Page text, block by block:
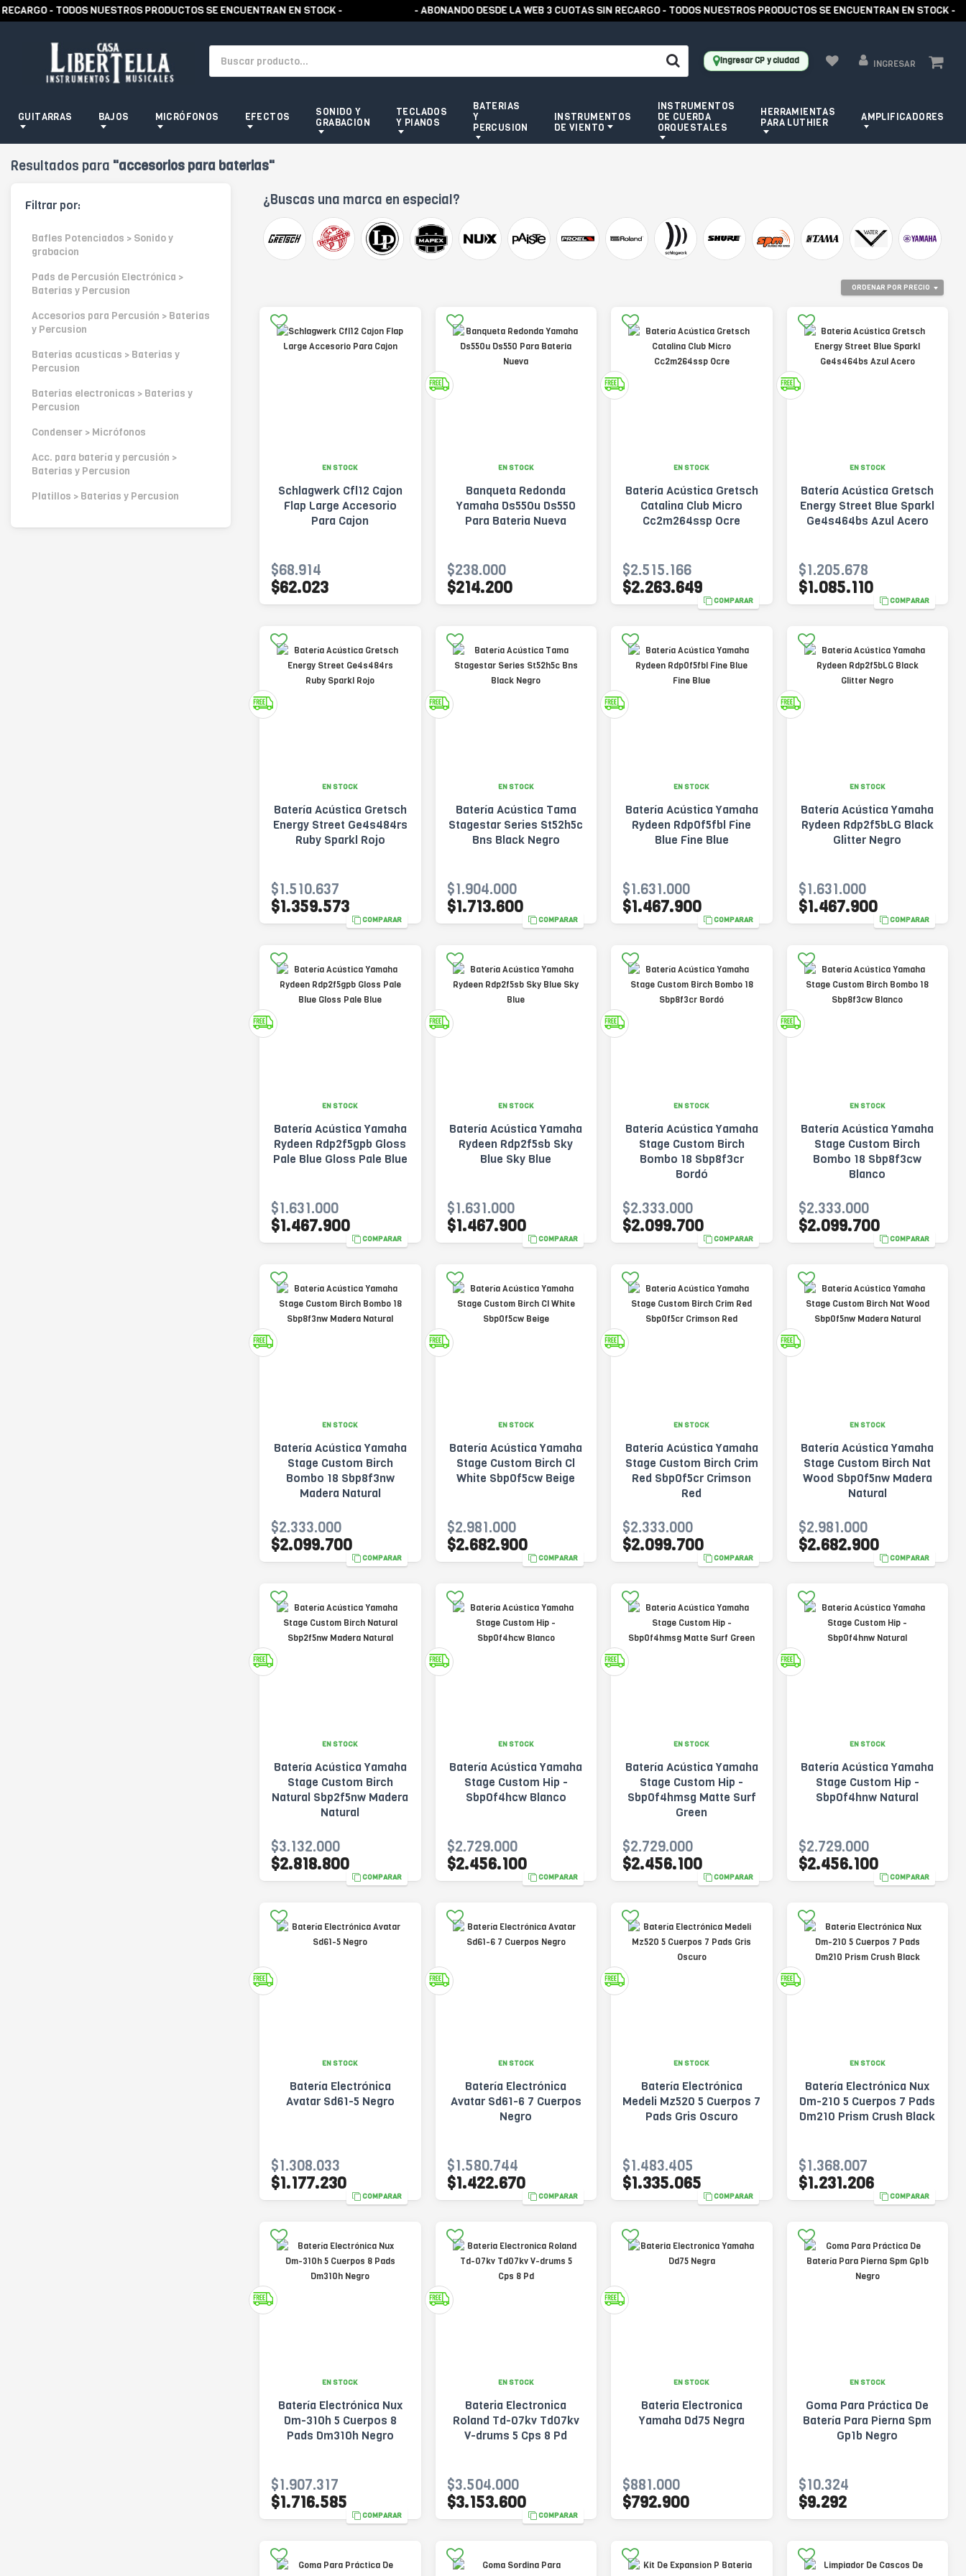
- TODOS NUESTROS PRODUCTOS SE ENCUENTRAN EN STOCK - - ABONANDO DESDE LA WEB 3 CUOTAS SIN RECARGO - TODOS NUESTROS PRODUCTOS SE ENCUENTRAN EN STOCK -
Ingresar CP y ciudad INGRESAR
GUITARRAS BAJOS MICRÓFONOS EFECTOS
SONIDO Y
GRABACION
TECLADOS
Y PIANOS
BATERIAS
Y
PERCUSION
INSTRUMENTOS
DE VIENTO
INSTRUMENTOS
DE CUERDA
ORQUESTALES
HERRAMIENTAS
PARA LUTHIER
AMPLIFICADORES
Resultados para "accesorios para baterias"
Filtrar por:
Bafles Potenciados > Sonido y
grabacion
Pads de Percusión Electrónica >
Baterias y Percusion
Accesorios para Percusión > Baterias
y Percusion
Baterias acusticas > Baterias y
Percusion
Baterias electronicas > Baterias y
Percusion
Condenser > Micrófonos
Acc. para batería y percusión >
Baterias y Percusion
Platillos > Baterias y Percusion
¿Buscas una marca en especial?
ORDENAR POR PRECIO
EN STOCK
Schlagwerk Cfl12 Cajon
Flap Large Accesorio
Para Cajon
$68.914
$62.023
EN STOCK
Banqueta Redonda
Yamaha Ds550u Ds550
Para Bateria Nueva
$238.000
$214.200
EN STOCK
Batería Acústica Gretsch
Catalina Club Micro
Cc2m264ssp Ocre
$2.515.166
$2.263.649
COMPARAR
EN STOCK
Batería Acústica Gretsch
Energy Street Blue Sparkl
Ge4s464bs Azul Acero
$1.205.678
$1.085.110
COMPARAR
EN STOCK
Batería Acústica Gretsch
Energy Street Ge4s484rs
Ruby Sparkl Rojo
$1.510.637
$1.359.573
COMPARAR
EN STOCK
Batería Acústica Tama
Stagestar Series St52h5c
Bns Black Negro
$1.904.000
$1.713.600
COMPARAR
EN STOCK
Batería Acústica Yamaha
Rydeen Rdp0f5fbl Fine
Blue Fine Blue
$1.631.000
$1.467.900
COMPARAR
EN STOCK
Batería Acústica Yamaha
Rydeen Rdp2f5bLG Black
Glitter Negro
$1.631.000
$1.467.900
COMPARAR
EN STOCK
Batería Acústica Yamaha
Rydeen Rdp2f5gpb Gloss
Pale Blue Gloss Pale Blue
$1.631.000
$1.467.900
COMPARAR
EN STOCK
Batería Acústica Yamaha
Rydeen Rdp2f5sb Sky
Blue Sky Blue
$1.631.000
$1.467.900
COMPARAR
EN STOCK
Batería Acústica Yamaha
Stage Custom Birch
Bombo 18 Sbp8f3cr
Bordó
$2.333.000
$2.099.700
COMPARAR
EN STOCK
Batería Acústica Yamaha
Stage Custom Birch
Bombo 18 Sbp8f3cw
Blanco
$2.333.000
$2.099.700
COMPARAR
EN STOCK
Batería Acústica Yamaha
Stage Custom Birch
Bombo 18 Sbp8f3nw
Madera Natural
$2.333.000
$2.099.700
COMPARAR
EN STOCK
Batería Acústica Yamaha
Stage Custom Birch Cl
White Sbp0f5cw Beige
$2.981.000
$2.682.900
COMPARAR
EN STOCK
Batería Acústica Yamaha
Stage Custom Birch Crim
Red Sbp0f5cr Crimson
Red
$2.333.000
$2.099.700
COMPARAR
EN STOCK
Batería Acústica Yamaha
Stage Custom Birch Nat
Wood Sbp0f5nw Madera
Natural
$2.981.000
$2.682.900
COMPARAR
EN STOCK
Batería Acústica Yamaha
Stage Custom Birch
Natural Sbp2f5nw Madera
Natural
$3.132.000
$2.818.800
COMPARAR
EN STOCK
Batería Acústica Yamaha
Stage Custom Hip -
Sbp0f4hcw Blanco
$2.729.000
$2.456.100
COMPARAR
EN STOCK
Batería Acústica Yamaha
Stage Custom Hip -
Sbp0f4hmsg Matte Surf
Green
$2.729.000
$2.456.100
COMPARAR
EN STOCK
Batería Acústica Yamaha
Stage Custom Hip -
Sbp0f4hnw Natural
$2.729.000
$2.456.100
COMPARAR
EN STOCK
Batería Electrónica
Avatar Sd61-5 Negro
$1.308.033
$1.177.230
COMPARAR
EN STOCK
Batería Electrónica
Avatar Sd61-6 7 Cuerpos
Negro
$1.580.744
$1.422.670
COMPARAR
EN STOCK
Batería Electrónica
Medeli Mz520 5 Cuerpos 7
Pads Gris Oscuro
$1.483.405
$1.335.065
COMPARAR
EN STOCK
Batería Electrónica Nux
Dm-210 5 Cuerpos 7 Pads
Dm210 Prism Crush Black
$1.368.007
$1.231.206
COMPARAR
EN STOCK
Batería Electrónica Nux
Dm-310h 5 Cuerpos 8
Pads Dm310h Negro
$1.907.317
$1.716.585
COMPARAR
EN STOCK
Bateria Electronica
Roland Td-07kv Td07kv
V-drums 5 Cps 8 Pd
$3.504.000
$3.153.600
COMPARAR
EN STOCK
Bateria Electronica
Yamaha Dd75 Negra
$881.000
$792.900
EN STOCK
Goma Para Práctica De
Batería Para Pierna Spm
Gp1b Negro
$10.324
$9.292